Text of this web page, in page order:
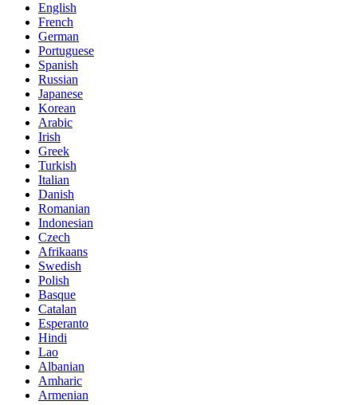
English
French
German
Portuguese
Spanish
Russian
Japanese
Korean
Arabic
Irish
Greek
Turkish
Italian
Danish
Romanian
Indonesian
Czech
Afrikaans
Swedish
Polish
Basque
Catalan
Esperanto
Hindi
Lao
Albanian
Amharic
Armenian